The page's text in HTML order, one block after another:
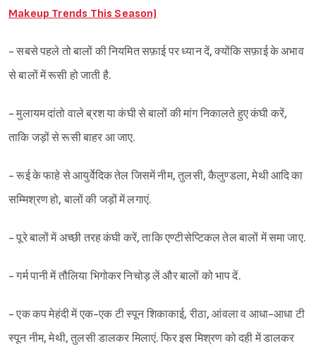
Makeup Trends This Season)
- सबसे पहले तो बालों की नियमित सफ़ाई पर ध्यान दें, क्योंकि सफ़ाई के अभाव
से बालों में रूसी हो जाती है.
- मुलायम दांतो वाले ब्रश या कंघी से बालों की मांग निकालते हुए कंघी करें,
ताकि जड़ों से रूसी बाहर आ जाए.
- रूई के फाहे से आयुर्वेदिक तेल जिसमें नीम, तुलसी, कैलुण्डला, मेथी आदि का
सम्मिश्रण हो, बालों की जड़ों में लगाएं.
- पूरे बालों में अच्छी तरह कंघी करें, ताकि एण्टीसेप्टिकल तेल बालों में समा जाए.
- गर्म पानी में तौलिया भिगोकर निचोड़ लें और बालों को भाप दें.
- एक कप मेहंदी में एक-एक टी स्पून शिकाकाई, रीठा, आंवला व आधा-आधा टी
स्पून नीम, मेथी, तुलसी डालकर मिलाएं. फिर इस मिश्रण को दही में डालकर